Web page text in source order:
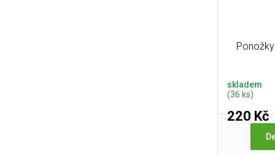
skladem
(36 ks)
220 Kč